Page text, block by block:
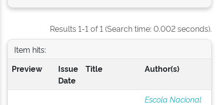
Results 1-1 of 1 (Search time: 0.002 seconds).
Item hits:
Preview
Issue
Date
Title Author(s)
Escola Nacional